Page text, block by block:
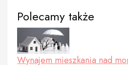
Polecamy także
Wynajem mieszkania nad